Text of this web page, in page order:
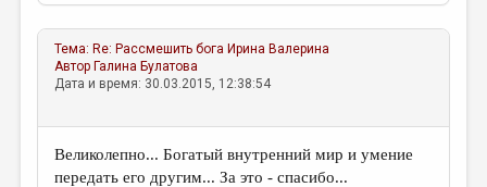
Тема: Re: Рассмешить бога Ирина Валерина
Автор Галина Булатова
Дата и время: 30.03.2015, 12:38:54
Великолепно... Богатый внутренний мир и умение
передать его другим... За это - спасибо...